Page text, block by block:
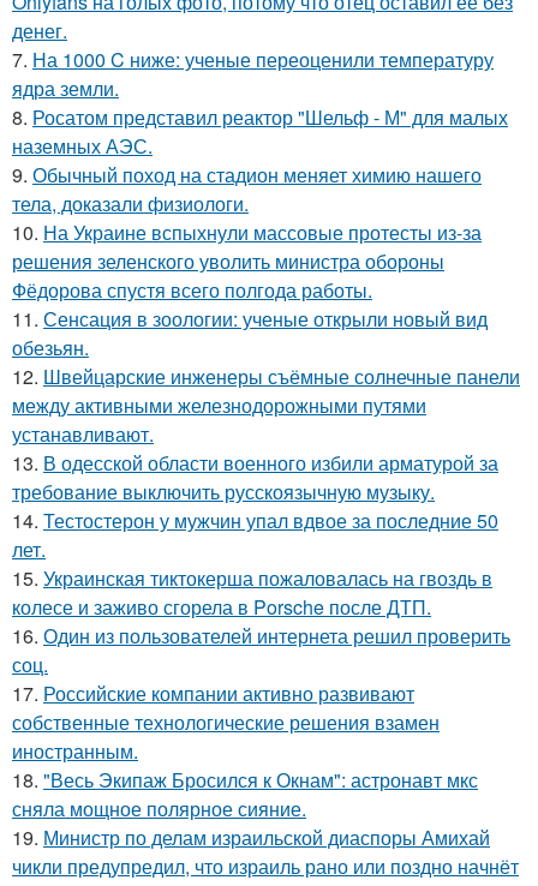
денег.
7. На 1000 C ниже: ученые переоценили температуру
ядра земли.
8. Росатом представил реактор "Шельф - М" для малых
наземных АЭС.
9. Обычный поход на стадион меняет химию нашего
тела, доказали физиологи.
10. На Украине вспыхнули массовые протесты из-за
решения зеленского уволить министра обороны
Фёдорова спустя всего полгода работы.
11. Сенсация в зоологии: ученые открыли новый вид
обезьян.
12. Швейцарские инженеры съёмные солнечные панели
между активными железнодорожными путями
устанавливают.
13. В одесской области военного избили арматурой за
требование выключить русскоязычную музыку.
14. Тестостерон у мужчин упал вдвое за последние 50
лет.
15. Украинская тиктокерша пожаловалась на гвоздь в
колесе и заживо сгорела в Porsche после ДТП.
16. Один из пользователей интернета решил проверить
соц.
17. Российские компании активно развивают
собственные технологические решения взамен
иностранным.
18. "Весь Экипаж Бросился к Окнам": астронавт мкс
сняла мощное полярное сияние.
19. Министр по делам израильской диаспоры Амихай
чикли предупредил, что израиль рано или поздно начнёт